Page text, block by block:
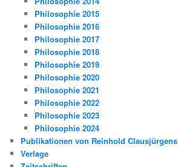
Philosophie 2015
Philosophie 2016
Philosophie 2017
Philosophie 2018
Philosophie 2019
Philosophie 2020
Philosophie 2021
Philosophie 2022
Philosophie 2023
Philosophie 2024
Publikationen von Reinhold Clausjürgens
Verlage